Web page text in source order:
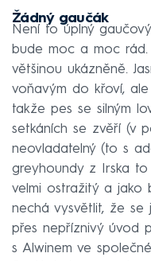
Žádný gaučák
Není to úplný
bude moc a moc
většinou ukázněně.
voňavým do křoví,
takže pes se silným
setkáních se zvěří (v
neovladatelný (to s
greyhoundy z Irska to
velmi ostražitý a jako
nechá vysvětlit, že se
přes nepříznivý úvod
s Alwinem ve